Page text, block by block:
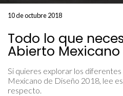
10 de octubre 2018
Todo lo que
Abierto
Si quieres explorar los
Mexicano de Diseño 2018, lee
respecto.